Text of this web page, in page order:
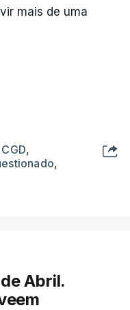
mais de uma
,
,
Abril.